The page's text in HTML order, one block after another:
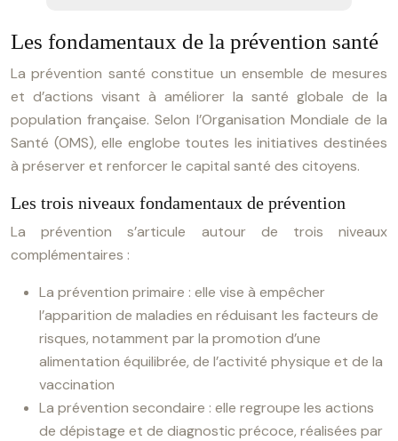
Les fondamentaux de la prévention santé
La prévention santé constitue un ensemble de mesures
et d’actions visant à améliorer la santé globale de la
population française. Selon l’Organisation Mondiale de la
Santé (OMS), elle englobe toutes les initiatives destinées
à préserver et renforcer le capital santé des citoyens.
Les trois niveaux fondamentaux de prévention
La prévention s’articule autour de trois niveaux
complémentaires :
La prévention primaire : elle vise à empêcher
l’apparition de maladies en réduisant les facteurs de
risques, notamment par la promotion d’une
alimentation équilibrée, de l’activité physique et de la
vaccination
La prévention secondaire : elle regroupe les actions
de dépistage et de diagnostic précoce, réalisées par